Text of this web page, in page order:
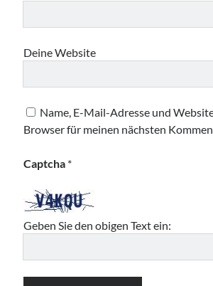
Deine Website
Name, E-Mail-Adresse und
Browser für meinen nächsten
Captcha *
Geben Sie den obigen Text ein: